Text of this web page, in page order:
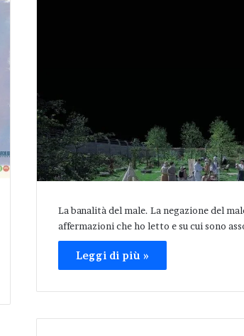
La banalità del male. La negazione del
affermazioni che ho letto e su cui sono
Leggi di più »